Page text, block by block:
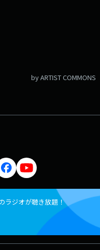
by ARTIST COMMONS
ラジオが聴き放題！